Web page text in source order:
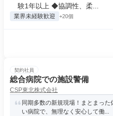
験1年以上 ◆協調性、柔...
業界未経験歓迎 +20個
契約社員
総合病院での施設警備
CSP東北株式会社
同期多数の新規現場！まとまっ
い病院で、無理なく安心して働...